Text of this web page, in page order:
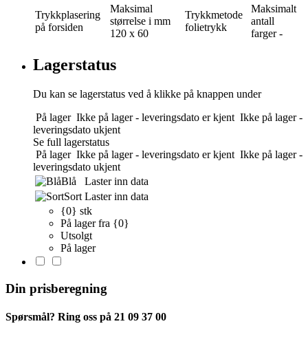
Trykkplasering
på forsiden
Maksimal
størrelse i mm
120 x 60
Trykkmetode
folietrykk
Maksimalt
antall
farger -
Lagerstatus
Du kan se lagerstatus ved å klikke på knappen under
På lager Ikke på lager - leveringsdato er kjent Ikke på lager -
leveringsdato ukjent
Se full lagerstatus
På lager Ikke på lager - leveringsdato er kjent Ikke på lager -
leveringsdato ukjent
Blå
Laster inn data
Sort Laster inn data
{0} stk
På lager fra {0}
Utsolgt
På lager
Din prisberegning
Spørsmål? Ring oss på 21 09 37 00